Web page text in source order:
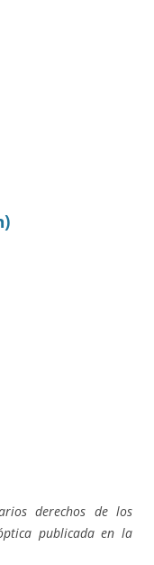
derechos de los
publicada en la